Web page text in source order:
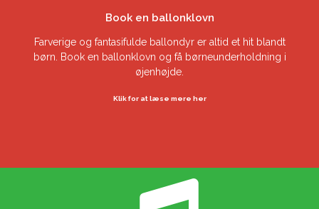
Book en ballonklovn
Farverige og fantasifulde ballondyr er altid et hit blandt
børn. Book en ballonklovn og få børneunderholdning i
øjenhøjde.
Klik for at læse mere her